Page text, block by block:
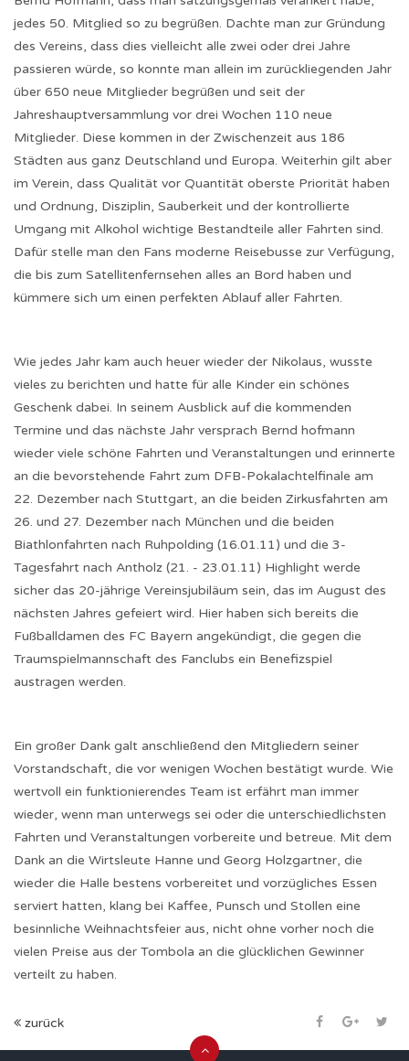
jedes 50. Mitglied so zu begrüßen. Dachte man zur Gründung
des Vereins, dass dies vielleicht alle zwei oder drei Jahre
passieren würde, so konnte man allein im zurückliegenden Jahr
über 650 neue Mitglieder begrüßen und seit der
Jahreshauptversammlung vor drei Wochen 110 neue
Mitglieder. Diese kommen in der Zwischenzeit aus 186
Städten aus ganz Deutschland und Europa. Weiterhin gilt aber
im Verein, dass Qualität vor Quantität oberste Priorität haben
und Ordnung, Disziplin, Sauberkeit und der kontrollierte
Umgang mit Alkohol wichtige Bestandteile aller Fahrten sind.
Dafür stelle man den Fans moderne Reisebusse zur Verfügung,
die bis zum Satellitenfernsehen alles an Bord haben und
kümmere sich um einen perfekten Ablauf aller Fahrten.
Wie jedes Jahr kam auch heuer wieder der Nikolaus, wusste
vieles zu berichten und hatte für alle Kinder ein schönes
Geschenk dabei. In seinem Ausblick auf die kommenden
Termine und das nächste Jahr versprach Bernd hofmann
wieder viele schöne Fahrten und Veranstaltungen und erinnerte
an die bevorstehende Fahrt zum DFB-Pokalachtelfinale am
22. Dezember nach Stuttgart, an die beiden Zirkusfahrten am
26. und 27. Dezember nach München und die beiden
Biathlonfahrten nach Ruhpolding (16.01.11) und die 3-
Tagesfahrt nach Antholz (21. - 23.01.11) Highlight werde
sicher das 20-jährige Vereinsjubiläum sein, das im August des
nächsten Jahres gefeiert wird. Hier haben sich bereits die
Fußballdamen des FC Bayern angekündigt, die gegen die
Traumspielmannschaft des Fanclubs ein Benefizspiel
austragen werden.
Ein großer Dank galt anschließend den Mitgliedern seiner
Vorstandschaft, die vor wenigen Wochen bestätigt wurde. Wie
wertvoll ein funktionierendes Team ist erfährt man immer
wieder, wenn man unterwegs sei oder die unterschiedlichsten
Fahrten und Veranstaltungen vorbereite und betreue. Mit dem
Dank an die Wirtsleute Hanne und Georg Holzgartner, die
wieder die Halle bestens vorbereitet und vorzügliches Essen
serviert hatten, klang bei Kaffee, Punsch und Stollen eine
besinnliche Weihnachtsfeier aus, nicht ohne vorher noch die
vielen Preise aus der Tombola an die glücklichen Gewinner
verteilt zu haben.
zurück